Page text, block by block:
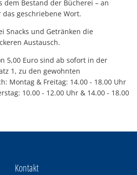
dem Bestand der Bücherei – an
geschriebene Wort.
Snacks und Getränken die
Austausch.
5,00 Euro sind ab sofort in der
1, zu den gewohnten
Montag & Freitag: 14.00 - 18.00 Uhr
10.00 - 12.00 Uhr & 14.00 - 18.00
Kontakt